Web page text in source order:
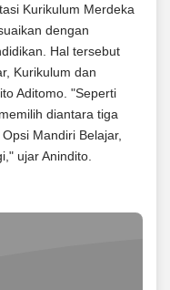
Kurikulum Merdeka
dengan
Hal tersebut
Kurikulum dan
Aditomo. "Seperti
diantara tiga
Mandiri Belajar,
ujar Anindito.